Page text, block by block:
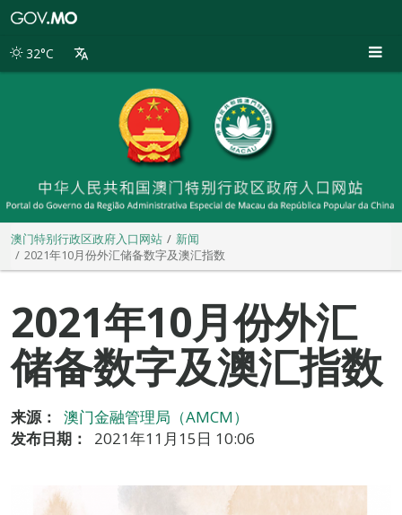
别
32°C
澳门特别行政区政府入口网站
新闻
2021年10月份外汇储备数字及澳汇指数
2021年10月份外汇
储备数字及澳汇指数
来源：
澳门金融管理局（AMCM）
发布日期：
2021年11月15日 10:06